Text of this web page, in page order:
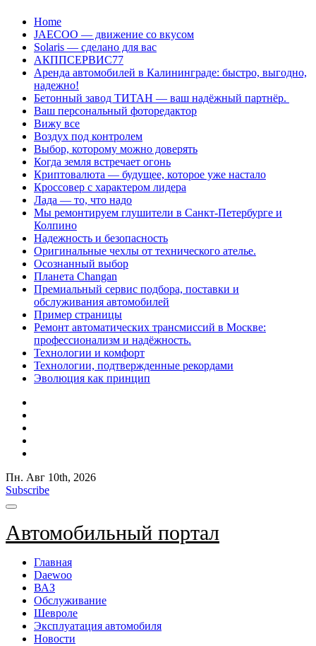
Перейти
содержанию
Home
JAECOO — движение со вкусом
Solaris — сделано для вас
АКППСЕРВИС77
Аренда автомобилей в Калининграде: быстро, выгодно,
надежно!
Бетонный завод ТИТАН — ваш надёжный партнёр.
Ваш персональный фоторедактор
Вижу все
Воздух под контролем
Выбор, которому можно доверять
Когда земля встречает огонь
Криптовалюта — будущее, которое уже настало
Кроссовер с характером лидера
Лада — то, что надо
Мы ремонтируем глушители в Санкт-Петербурге и
Колпино
Надежность и безопасность
Оригинальные чехлы от технического ателье.
Осознанный выбор
Планета Changan
Премиальный сервис подбора, поставки и
обслуживания автомобилей
Пример страницы
Ремонт автоматических трансмиссий в Москве:
профессионализм и надёжность.
Технологии и комфорт
Технологии, подтвержденные рекордами
Эволюция как принцип
Пн. Авг 10th, 2026
Subscribe
Автомобильный портал
Главная
Daewoo
ВАЗ
Обслуживание
Шевроле
Эксплуатация автомобиля
Новости